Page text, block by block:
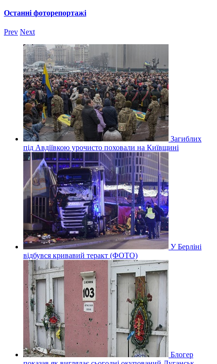
Останні фоторепортажі
Prev Next
Загиблих
під Авдіївкою урочисто поховали на Київщині
У Берліні
відбувся кривавий теракт (ФОТО)
Блогер